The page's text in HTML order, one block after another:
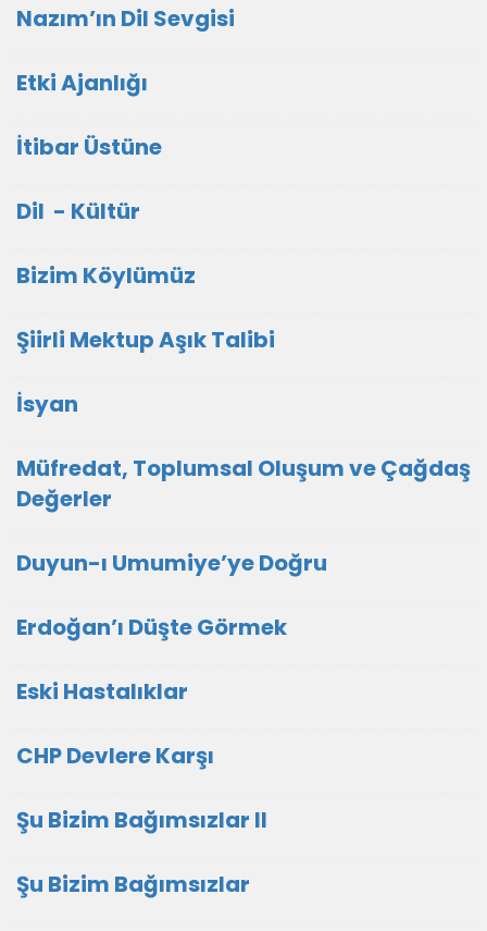
Nazım’ın Dil Sevgisi
Etki Ajanlığı
İtibar Üstüne
Dil - Kültür
Bizim Köylümüz
Şiirli Mektup Aşık Talibi
İsyan
Müfredat, Toplumsal Oluşum ve Çağdaş
Değerler
Duyun-ı Umumiye’ye Doğru
Erdoğan’ı Düşte Görmek
Eski Hastalıklar
CHP Devlere Karşı
Şu Bizim Bağımsızlar II
Şu Bizim Bağımsızlar